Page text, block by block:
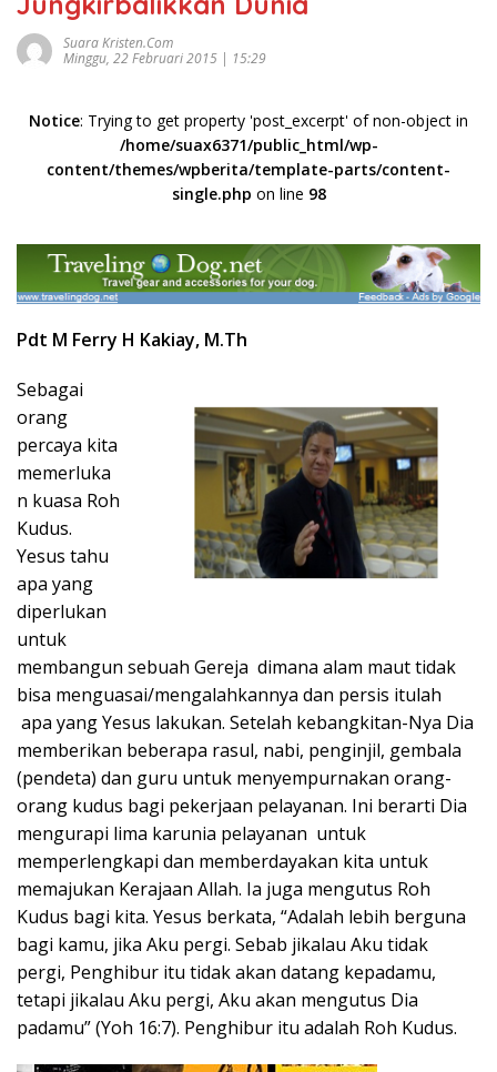
Suara Kristen.com
Minggu, 22 Februari 2015 | 15:29
Notice: Trying to get property 'post_excerpt' of non-object in
/home/suax6371/public_html/wp-
content/themes/wpberita/template-parts/content-
single.php on line 98
Pdt M Ferry H Kakiay, M.Th
Sebagai
orang
percaya kita
memerluka
n kuasa Roh
Kudus.
Yesus tahu
apa yang
diperlukan
untuk
membangun sebuah Gereja dimana alam maut tidak
bisa menguasai/mengalahkannya dan persis itulah
apa yang Yesus lakukan. Setelah kebangkitan-Nya Dia
memberikan beberapa rasul, nabi, penginjil, gembala
(pendeta) dan guru untuk menyempurnakan orang-
orang kudus bagi pekerjaan pelayanan. Ini berarti Dia
mengurapi lima karunia pelayanan untuk
memperlengkapi dan memberdayakan kita untuk
memajukan Kerajaan Allah. Ia juga mengutus Roh
Kudus bagi kita. Yesus berkata, “Adalah lebih berguna
bagi kamu, jika Aku pergi. Sebab jikalau Aku tidak
pergi, Penghibur itu tidak akan datang kepadamu,
tetapi jikalau Aku pergi, Aku akan mengutus Dia
padamu” (Yoh 16:7). Penghibur itu adalah Roh Kudus.